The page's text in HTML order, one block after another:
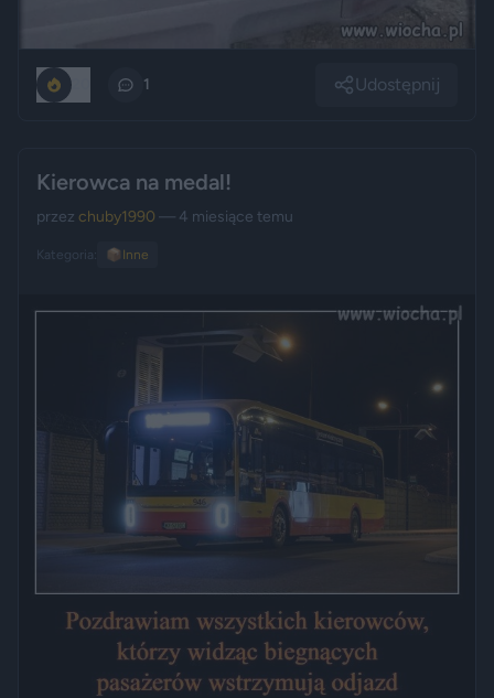
1 Udostępnij
Kierowca na medal!
przez chuby1990 — 4 miesiące temu
Kategoria: 📦 Inne